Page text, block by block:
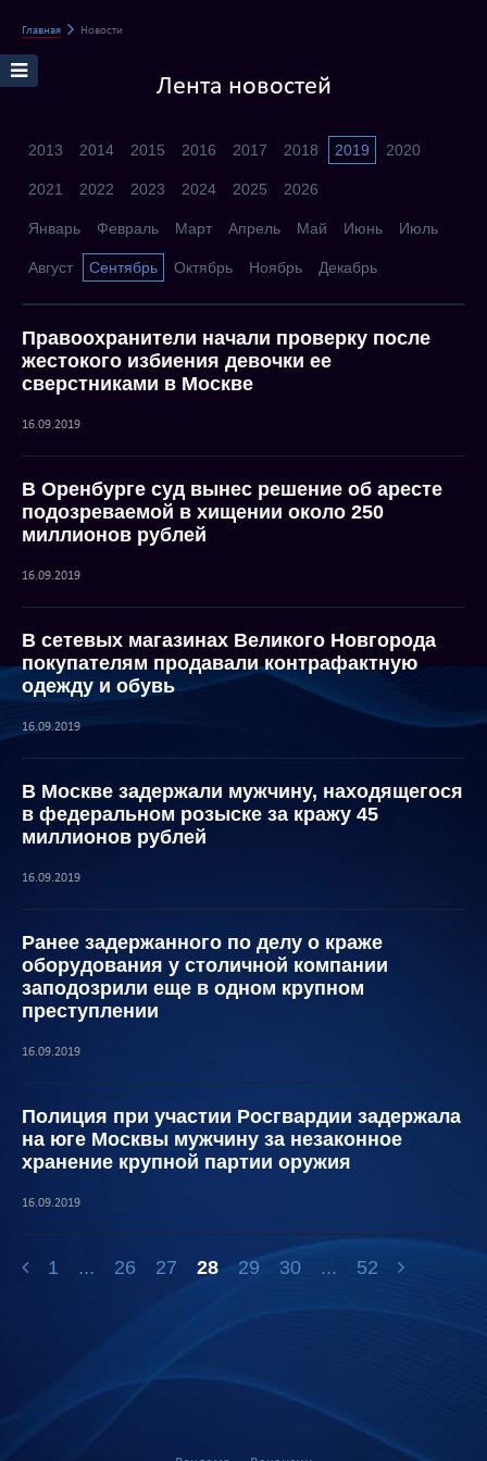
Главная Новости
Лента новостей
2013 2014 2015 2016 2017 2018 2019 2020
2021 2022 2023 2024 2025 2026
Январь Февраль Март Апрель Май Июнь Июль
Август Сентябрь Октябрь Ноябрь Декабрь
Правоохранители начали проверку после
жестокого избиения девочки ее
сверстниками в Москве
16.09.2019
В Оренбурге суд вынес решение об аресте
подозреваемой в хищении около 250
миллионов рублей
16.09.2019
В сетевых магазинах Великого Новгорода
покупателям продавали контрафактную
одежду и обувь
16.09.2019
В Москве задержали мужчину, находящегося
в федеральном розыске за кражу 45
миллионов рублей
16.09.2019
Ранее задержанного по делу о краже
оборудования у столичной компании
заподозрили еще в одном крупном
преступлении
16.09.2019
Полиция при участии Росгвардии задержала
на юге Москвы мужчину за незаконное
хранение крупной партии оружия
16.09.2019
1 ... 26 27 28 29 30 ... 52